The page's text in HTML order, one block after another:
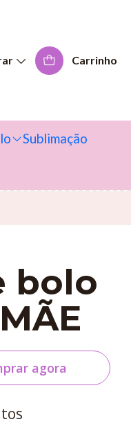
Carrinho
Sublimação
bolo
agora